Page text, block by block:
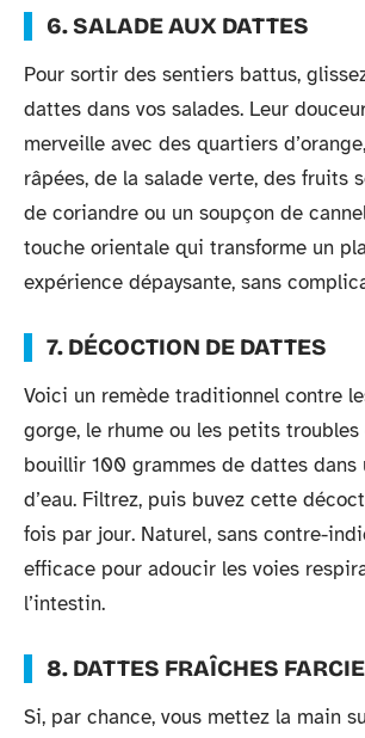
6. SALADE AUX DATTES
Pour sortir des sentiers battus,
dattes dans vos salades. Leur
merveille avec des quartiers
râpées, de la salade verte, des fruits
de coriandre ou un soupçon de
touche orientale qui transforme un
expérience dépaysante, sans
7. DÉCOCTION DE DATTES
Voici un remède traditionnel contre
gorge, le rhume ou les petits
bouillir 100 grammes de dattes
d’eau. Filtrez, puis buvez cette
fois par jour. Naturel, sans contre-
efficace pour adoucir les voies
l’intestin.
8. DATTES FRAÎCHES
Si, par chance, vous mettez la main